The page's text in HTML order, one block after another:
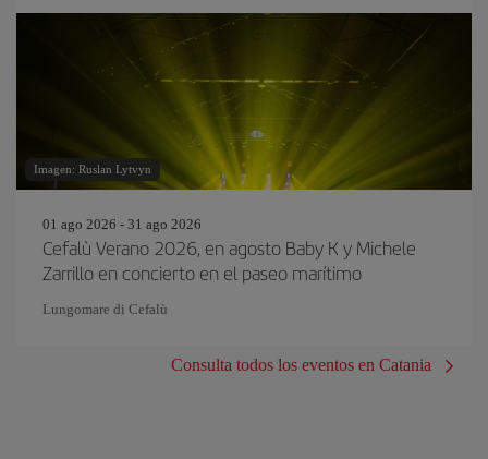
Imagen: Ruslan Lytvyn
01 ago 2026 - 31 ago 2026
Cefalù Verano 2026, en agosto Baby K y Michele
Zarrillo en concierto en el paseo marítimo
Lungomare di Cefalù
Consulta todos los eventos en Catania